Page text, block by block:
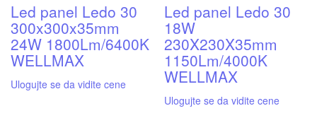
Led panel Ledo 30
300x300x35mm
24W 1800Lm/6400K
WELLMAX
Ulogujte se da vidite cene
Led panel Ledo 30
18W
230X230X35mm
1150Lm/4000K
WELLMAX
Ulogujte se da vidite cene